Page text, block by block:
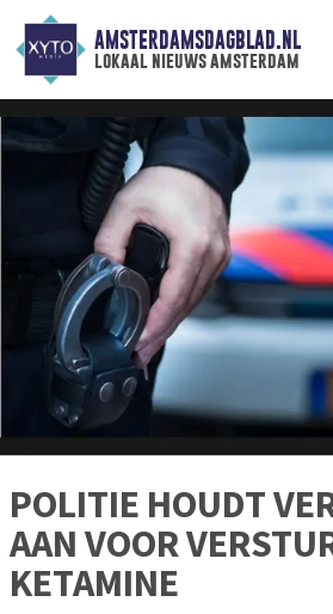
AMSTERDAMSDAGBLAD.NL
lokaal nieuws amsterdam
POLITIE HOUDT
AAN VOOR
KETAMINE